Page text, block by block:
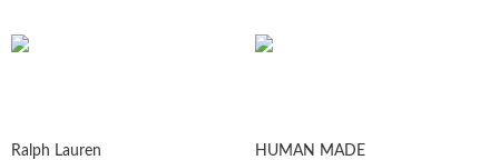
Ralph Lauren HUMAN MADE